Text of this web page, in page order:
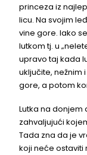
princeza iz
licu. Na svojim
vine gore. Iako
lutkom tj. u
upravo taj kada
uključite, nežnim
gore, a potom
Lutka na donjem
zahvaljujući
Tada zna da je
koji neće ostaviti